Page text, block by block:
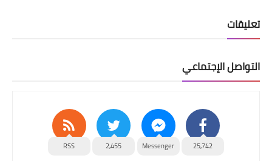
تعليقات
التواصل الإجتماعي
25,742
Messenger
2,455
RSS